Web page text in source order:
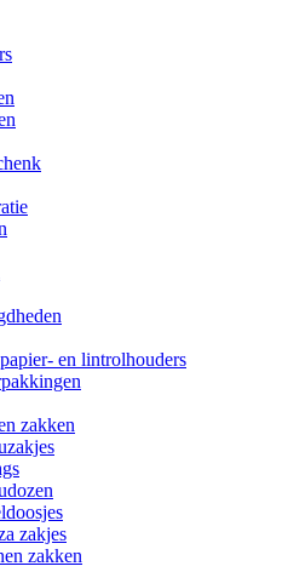
en lintrolhouders
zakken
zakjes
zakken